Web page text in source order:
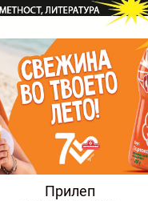
Прилеп